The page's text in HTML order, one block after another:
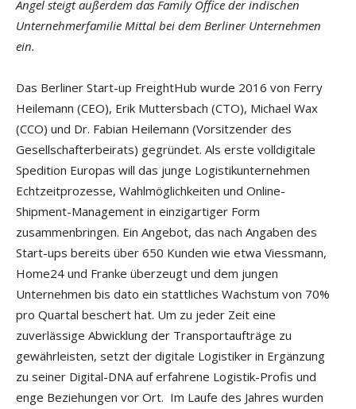
Angel steigt außerdem das Family Office der indischen
Unternehmerfamilie Mittal bei dem Berliner Unternehmen
ein.
Das Berliner Start-up FreightHub wurde 2016 von Ferry
Heilemann (CEO), Erik Muttersbach (CTO), Michael Wax
(CCO) und Dr. Fabian Heilemann (Vorsitzender des
Gesellschafterbeirats) gegründet. Als erste volldigitale
Spedition Europas will das junge Logistikunternehmen
Echtzeitprozesse, Wahlmöglichkeiten und Online-
Shipment-Management in einzigartiger Form
zusammenbringen. Ein Angebot, das nach Angaben des
Start-ups bereits über 650 Kunden wie etwa Viessmann,
Home24 und Franke überzeugt und dem jungen
Unternehmen bis dato ein stattliches Wachstum von 70%
pro Quartal beschert hat. Um zu jeder Zeit eine
zuverlässige Abwicklung der Transportaufträge zu
gewährleisten, setzt der digitale Logistiker in Ergänzung
zu seiner Digital-DNA auf erfahrene Logistik-Profis und
enge Beziehungen vor Ort. Im Laufe des Jahres wurden